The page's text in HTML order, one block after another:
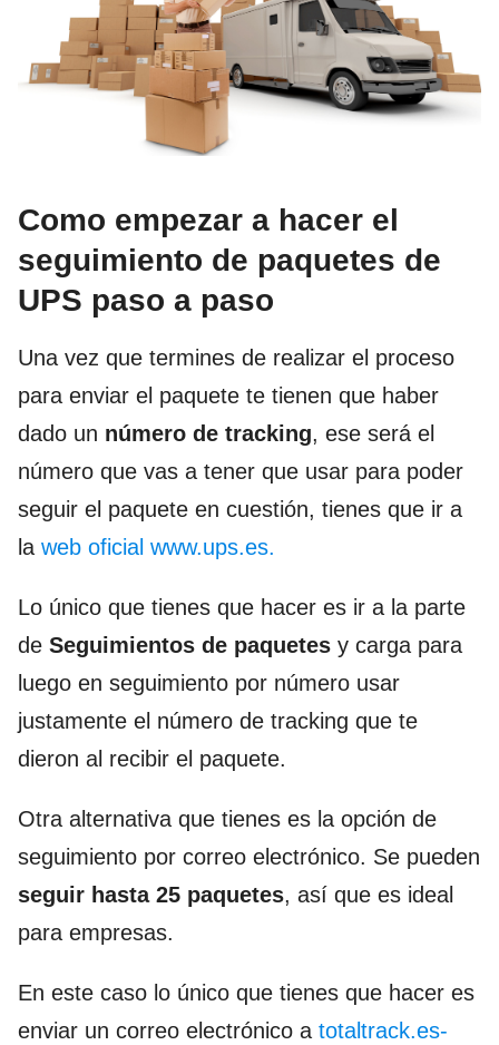
Como empezar a hacer el
seguimiento de paquetes de
UPS paso a paso
Una vez que termines de realizar el proceso
para enviar el paquete te tienen que haber
dado un número de tracking, ese será el
número que vas a tener que usar para poder
seguir el paquete en cuestión, tienes que ir a
la web oficial www.ups.es.
Lo único que tienes que hacer es ir a la parte
de Seguimientos de paquetes y carga para
luego en seguimiento por número usar
justamente el número de tracking que te
dieron al recibir el paquete.
Otra alternativa que tienes es la opción de
seguimiento por correo electrónico. Se pueden
seguir hasta 25 paquetes, así que es ideal
para empresas.
En este caso lo único que tienes que hacer es
enviar un correo electrónico a totaltrack.es-